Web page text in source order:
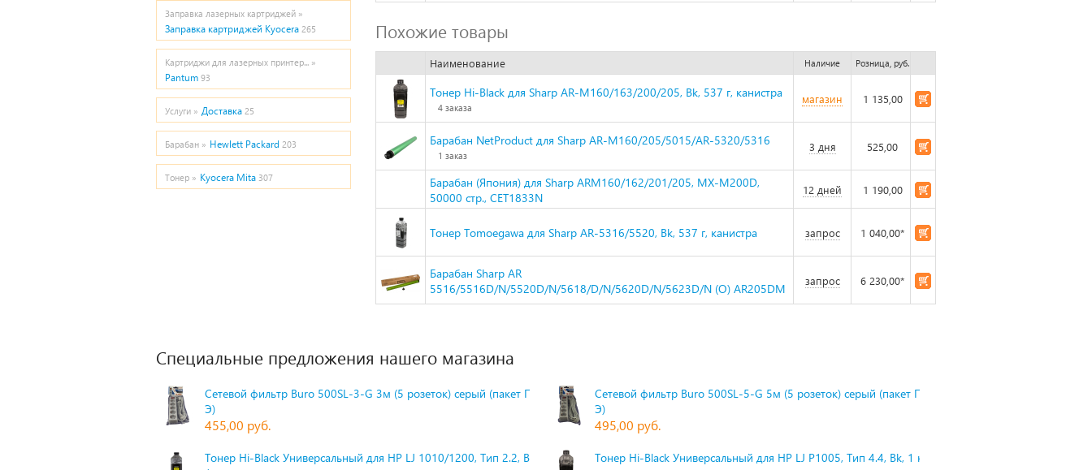
Заправка лазерных картриджей »
Заправка картриджей Kyocera 265
Картриджи для лазерных принтер... »
Pantum 93
Услуги » Доставка 25
Барабан » Hewlett Packard 203
Тонер » Kyocera Mita 307
Похожие товары
Наименование Наличие Розница, руб.
Тонер Hi-Black для Sharp AR-M160/163/200/205, Bk, 537 г, канистра
4 заказа
магазин 1 135,00
Барабан NetProduct для Sharp AR-M160/205/5015/AR-5320/5316
1 заказ
3 дня 525,00
Барабан (Япония) для Sharp ARM160/162/201/205, MX-M200D,
50000 стр., CET1833N
12 дней 1 190,00
Тонер Tomoegawa для Sharp AR-5316/5520, Bk, 537 г, канистра запрос 1 040,00*
Барабан Sharp AR
5516/5516D/N/5520D/N/5618/D/N/5620D/N/5623D/N (O) AR205DM
запрос 6 230,00*
Специальные предложения нашего магазина
Сетевой фильтр Buro 500SL-3-G 3м (5 розеток) серый (пакет П
Э)
455,00 руб.
Сетевой фильтр Buro 500SL-5-G 5м (5 розеток) серый (пакет П
Э)
495,00 руб.
Тонер Hi-Black Универсальный для HP LJ 1010/1200, Тип 2.2, Bk,
Тонер Hi-Black Универсальный для HP LJ P1005, Тип 4.4, Bk, 1 к